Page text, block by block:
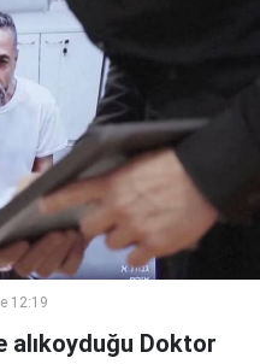
12:19
alıkoyduğu Doktor